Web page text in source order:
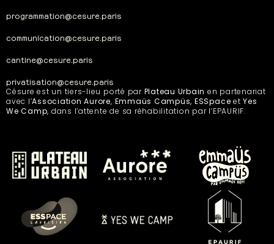
programmation@cesure.paris
communication@cesure.paris
cantine@cesure.paris
privatisation@cesure.paris
Césure est un tiers-lieu porté par Plateau Urbain en partenariat
avec l’Association Aurore, Emmaüs Campüs, ESSpaceetYes
We Camp, dans l’attente de sa réhabilitation par l’EPAURIF.